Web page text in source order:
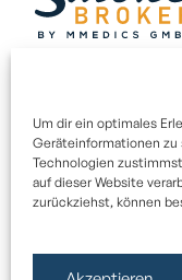
Um dir ein optimales
Geräteinformationen zu
Technologien
auf dieser Website
zurückziehst, können